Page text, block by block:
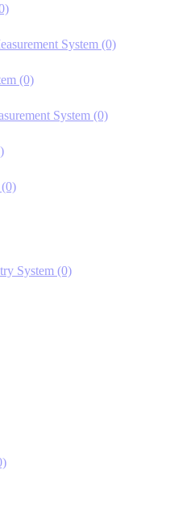
System (0)
(0)
System (0)
(0)
System (0)